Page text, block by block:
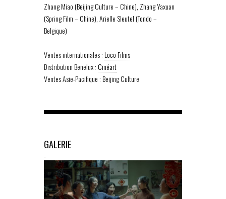
Zhang Miao (Beijing Culture – Chine), Zhang Yaxuan
(Spring Film – Chine), Arielle Sleutel (Tondo –
Belgique)
Ventes internationales :Loco Films
Distribution Benelux :Cinéart
Ventes Asie-Pacifique : Beijing Culture
GALERIE
-